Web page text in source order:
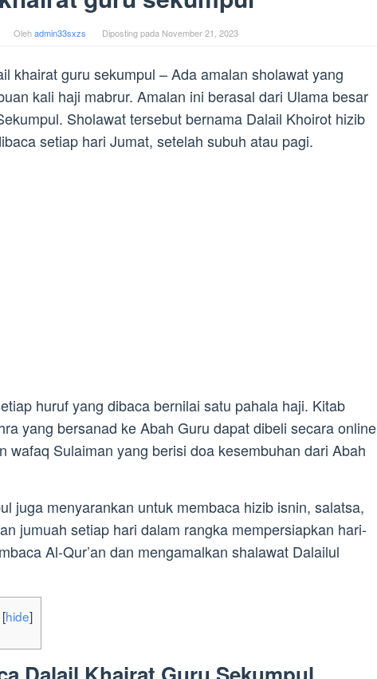
Olehadmin33sxzs Diposting pada November 21, 2023
khairat guru sekumpul – Ada amalan sholawat yang
kali haji mabrur. Amalan ini berasal dari Ulama besar
Sholawat tersebut bernama Dalail Khoirot hizib
setiap hari Jumat, setelah subuh atau pagi.
huruf yang dibaca bernilai satu pahala haji. Kitab
yang bersanad ke Abah Guru dapat dibeli secara online
wafaq Sulaiman yang berisi doa kesembuhan dari Abah
juga menyarankan untuk membaca hizib isnin, salatsa,
jumuah setiap hari dalam rangka mempersiapkan hari-
Al-Qur’an dan mengamalkan shalawat Dalailul
[hide]